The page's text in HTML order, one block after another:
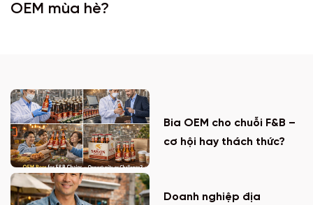
OEM mùa hè?
Bia OEM cho chuỗi F&B –
cơ hội hay thách thức?
Doanh nghiệp địa